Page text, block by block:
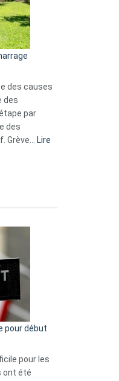
des causes
des
par
des
Grève…
Lire
pour début
pour les
ont été